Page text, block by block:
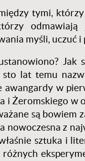
tymi,
myśli, uczuć
Jak
lat temu
awangardy w
i Żeromskiego
są
nowoczesna z
sztuka i